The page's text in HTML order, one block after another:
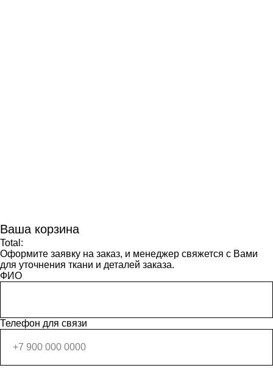
Ваша корзина
Total:
Оформите заявку на заказ, и менеджер свяжется с Вами
для уточнения ткани и деталей заказа.
ФИО
Телефон для связи